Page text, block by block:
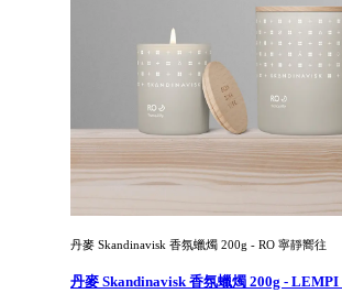
丹麥 Skandinavisk 香氛蠟燭 200g - RO 寧靜嚮往
丹麥 Skandinavisk 香氛蠟燭 200g - LEMPI